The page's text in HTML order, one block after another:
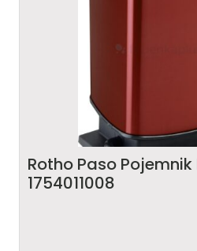
Rotho Paso
1754011008